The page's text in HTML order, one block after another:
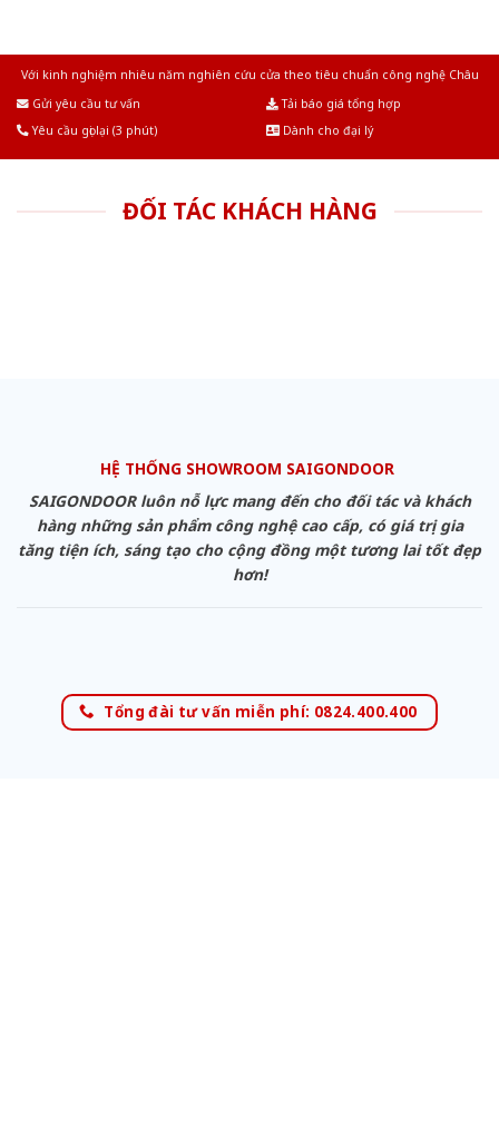
Với kinh nghiệm nhiêu năm nghiên cứu cửa theo tiêu chuẩn công nghệ Châu
Gửi yêu cầu tư vấn
Tải báo giá tổng hợp
Yêu cầu gọi lại (3 phút)
Dành cho đại lý
ĐỐI TÁC KHÁCH HÀNG
HỆ THỐNG SHOWROOM SAIGONDOOR
SAIGONDOOR luôn nỗ lực mang đến cho đối tác và khách
hàng những sản phẩm công nghệ cao cấp, có giá trị gia
tăng tiện ích, sáng tạo cho cộng đồng một tương lai tốt đẹp
hơn!
Tổng đài tư vấn miễn phí: 0824.400.400